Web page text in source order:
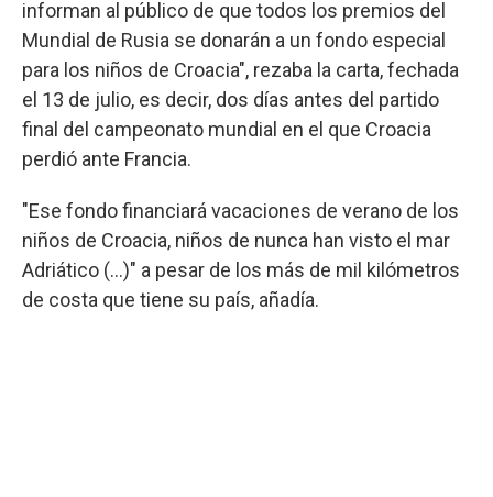
informan al público de que todos los premios del
Mundial de Rusia se donarán a un fondo especial
para los niños de Croacia", rezaba la carta, fechada
el 13 de julio, es decir, dos días antes del partido
final del campeonato mundial en el que Croacia
perdió ante Francia.
"Ese fondo financiará vacaciones de verano de los
niños de Croacia, niños de nunca han visto el mar
Adriático (...)" a pesar de los más de mil kilómetros
de costa que tiene su país, añadía.